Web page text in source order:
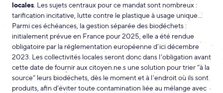
locales. Les sujets centraux pour ce mandat sont nombreux :
tarification incitative, lutte contre le plastique à usage unique…
Parmi ces échéances, la gestion séparée des biodéchets :
initialement prévue en France pour 2025, elle a été rendue
obligatoire par la réglementation européenne d’ici décembre
2023. Les collectivités locales seront donc dans l’obligation avant
cette date de fournir aux citoyen.ne.s une solution pour trier “à la
source” leurs biodéchets, dès le moment et à l’endroit où ils sont
produits, afin d’éviter toute contamination liée au mélange avec